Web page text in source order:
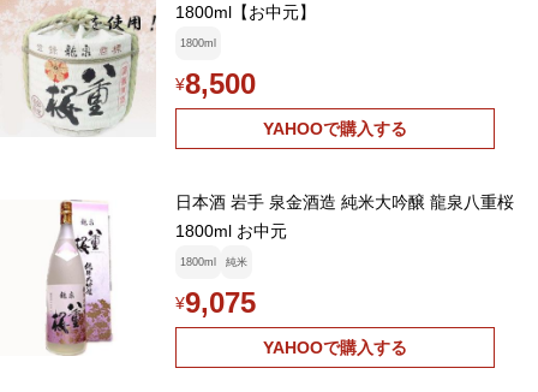
1800ml【お中元】
1800ml
¥8,500
YAHOOで購入する
日本酒 岩手 泉金酒造 純米大吟醸 龍泉八重桜
1800ml お中元
1800ml 純米
¥9,075
YAHOOで購入する